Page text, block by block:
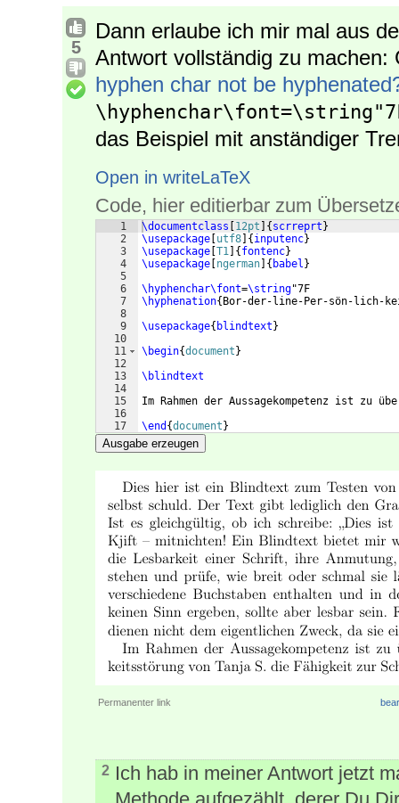
5
Dann erlaube ich mir mal aus
Antwort vollständig zu
hyphen char not be
das Beispiel mit anständiger
Open in writeLaTeX
Code, hier editierbar zum
1
2
3
4
5
6
7
8
9
10
11
12
13
14
15
16
17
\documentclass 12pt { scrreprt }
\usepackage utf8 { inputenc}
\usepackage T1 { fontenc}
\usepackage ngerman { babel }
\hyphenchar\font=\string"7F
\hyphenation{ Bor-der-line-Per-sön-lich-
\usepackage{ blindtext }
\begin{document }
\blindtext
Im Rahmen der Aussagekompetenz ist
\end {document }
Ausgabe erzeugen
Permanenter link
2 Ich hab in meiner Antwort jetzt